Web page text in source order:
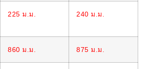
225 ม.ม. 240 ม.ม.
860 ม.ม. 875 ม.ม.